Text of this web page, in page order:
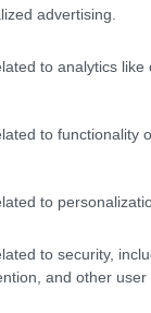
advertising.
to analytics like
to functionality
to
to security,
and other user